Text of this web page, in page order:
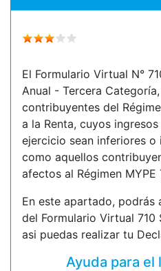
El Formulario Virtual N°
Anual - Tercera
contribuyentes del
a la Renta, cuyos
ejercicio sean inferiores o
como aquellos
afectos al Régimen MYPE
En este apartado, podrás
del Formulario Virtual
asi puedas realizar tu
Ayuda para el